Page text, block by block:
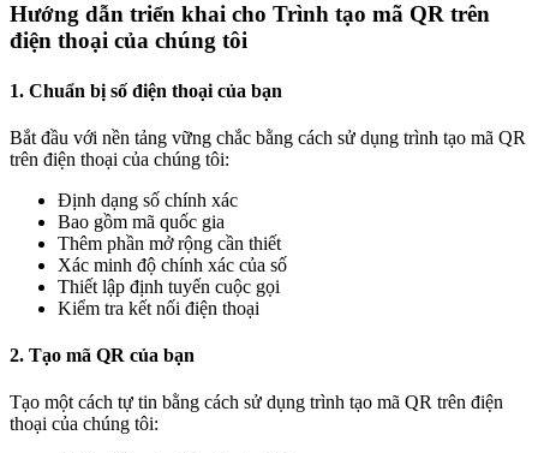
Hướng dẫn triển khai cho Trình tạo mã QR trên
điện thoại của chúng tôi
1. Chuẩn bị số điện thoại của bạn
Bắt đầu với nền tảng vững chắc bằng cách sử dụng trình tạo mã QR
trên điện thoại của chúng tôi:
Định dạng số chính xác
Bao gồm mã quốc gia
Thêm phần mở rộng cần thiết
Xác minh độ chính xác của số
Thiết lập định tuyến cuộc gọi
Kiểm tra kết nối điện thoại
2. Tạo mã QR của bạn
Tạo một cách tự tin bằng cách sử dụng trình tạo mã QR trên điện
thoại của chúng tôi: